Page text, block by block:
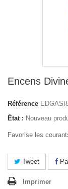
Encens
Référence
État : Nouveau
Favorise les
Tweet
Imprimer